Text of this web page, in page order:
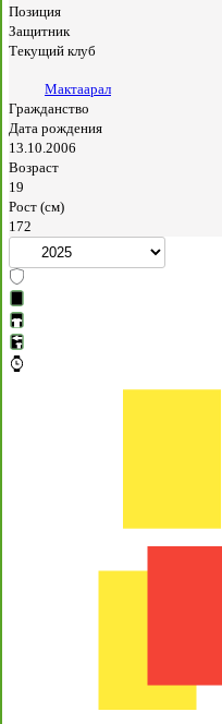
Позиция
Защитник
Текущий клуб
Мактаарал
Гражданство
Дата рождения
13.10.2006
Возраст
19
Рост (см)
172